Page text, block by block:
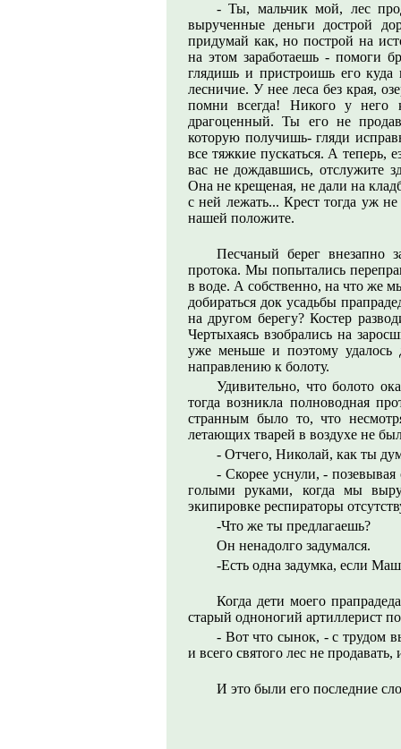
- Ты, мальчик мой, лес
вырученные деньги дострой
придумай как, но построй на
на этом заработаешь - помоги
глядишь и пристроишь его
лесничие. У нее леса без края,
помни всегда! Никого у него
драгоценный. Ты его не
которую получишь- гляди
все тяжкие пускаться. А теперь,
вас не дождавшись, отслужите
Она не крещеная, не дали на
с ней лежать... Крест тогда уж
нашей положите.
Песчаный берег внезапно
протока. Мы попытались
в воде. А собственно, на что же
добираться док усадьбы
на другом берегу? Костер
Чертыхаясь взобрались на
уже меньше и поэтому удалось
направлению к болоту.
Удивительно, что болото
тогда возникла полноводная
странным было то, что
летающих тварей в воздухе не
- Отчего, Николай, как ты
- Скорее уснули, -
голыми руками, когда мы
экипировке респираторы
-Что же ты предлагаешь?
Он ненадолго задумался.
-Есть одна задумка, если
Когда дети моего
старый одноногий артиллерист
- Вот что сынок, - с трудом
и всего святого лес не
И это были его последние